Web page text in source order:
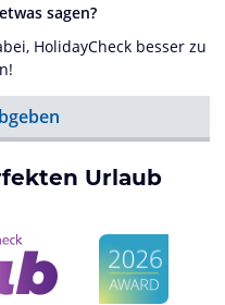
sagen?
HolidayCheck besser zu
Urlaub